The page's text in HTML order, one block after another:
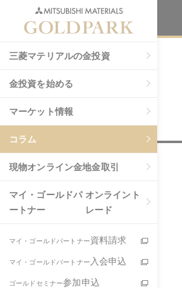
三菱マテリアルの金投資
金投資を始める
マーケット情報
コラム
現物オンライン金地金取引
マイ・ゴールドパ
ートナー
オンライント
レード
マイ・ゴールドパートナー資料請求
マイ・ゴールドパートナー 入会申込
ゴールドセミナー参加申込